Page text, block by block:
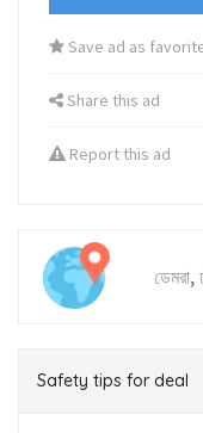
Save ad as
Share this ad
Report this ad
ডেমরা,
Safety tips for deal